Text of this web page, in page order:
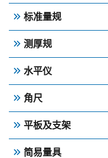
标准量规
测厚规
水平仪
角尺
平板及支架
简易量具